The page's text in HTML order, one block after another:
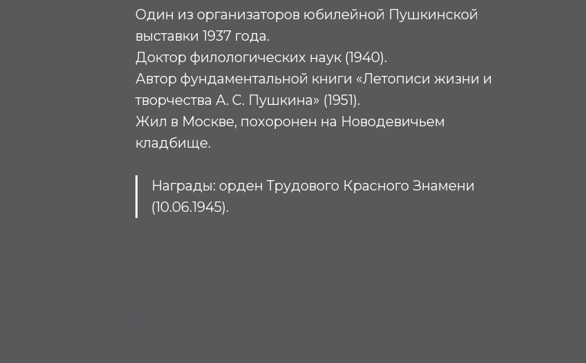
Один из организаторов юбилейной Пушкинской
выставки 1937 года.
Доктор филологических наук (1940).
Автор фундаментальной книги «Летописи жизни и
творчества А. С. Пушкина» (1951).
Жил в Москве, похоронен на Новодевичьем
кладбище.
Награды: орден Трудового Красного Знамени
(10.06.1945).